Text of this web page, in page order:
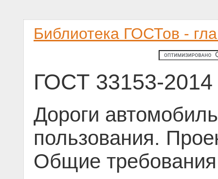
Библиотека ГОСТов -
ГОСТ 33153-2014
Дороги
пользования.
Общие требования